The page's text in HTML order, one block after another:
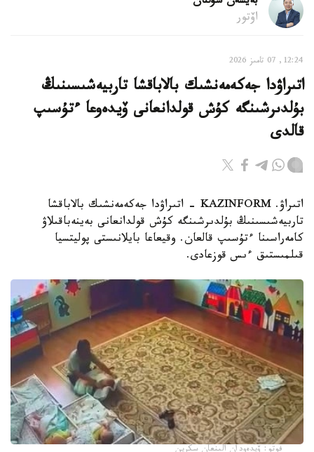
اۆتور
12:24, 07 تامىز 2026
اتىراۋدا جەكەمەنشىك بالاباقشا تاربيەشىسىنىڭ
بۇلدىرشىنگە كۇش قولدانعانى ۆيدەوعا ءتۇسىپ
قالدى
اتىراۋ. KAZINFORM - اتىراۋدا جەكەمەنشىك بالاباقشا
تاربيەشىسىنىڭ بۇلدىرشىنگە كۇش قولدانعانى بەينەباقىلاۋ
كامەراسىنا ءتۇسىپ قالعان. وقيعاعا بايلانىستى پوليتسيا
قىلمىستىق ءىس قوزعادى.